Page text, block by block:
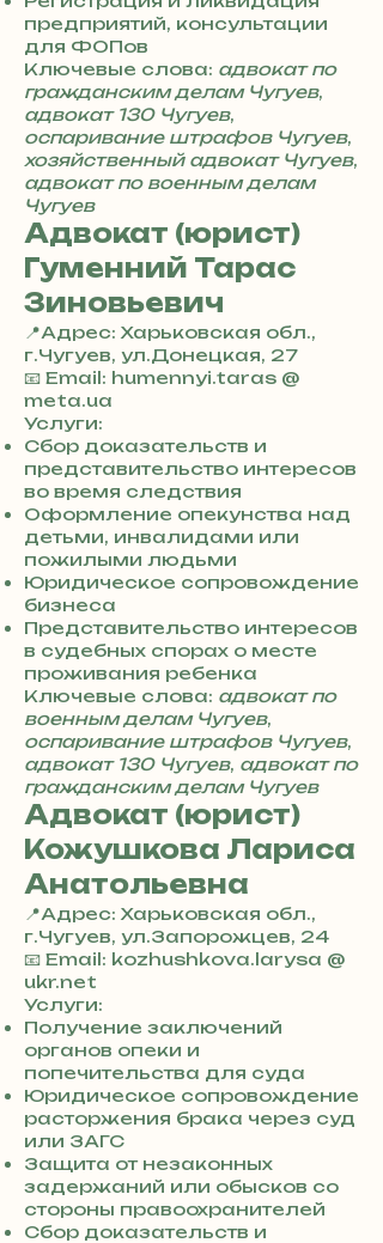
предприятий, консультации
для ФОПов
Ключевые слова: адвокат по
гражданским делам Чугуев,
адвокат 130 Чугуев,
оспаривание штрафов Чугуев,
хозяйственный адвокат Чугуев,
адвокат по военным делам
Чугуев
Адвокат (юрист)
Гуменний Тарас
Зиновьевич
📍Адрес: Харьковская обл.,
г.Чугуев, ул.Донецкая, 27
+
3
8
0
7
3
0
4
8
5
7
8
4
📧 Email: humennyi.taras @
meta.ua
Услуги:
Сбор доказательств и
представительство интересов
во время следствия
Оформление опекунства над
детьми, инвалидами или
пожилыми людьми
Юридическое сопровождение
бизнеса
Представительство интересов
в судебных спорах о месте
проживания ребенка
Ключевые слова: адвокат по
военным делам Чугуев,
оспаривание штрафов Чугуев,
адвокат 130 Чугуев, адвокат по
гражданским делам Чугуев
Адвокат (юрист)
Кожушкова Лариса
Анатольевна
📍Адрес: Харьковская обл.,
г.Чугуев, ул.Запорожцев, 24
+
3
8
0
7
3
0
4
8
5
7
8
4
📧 Email: kozhushkova.larysa @
ukr.net
Услуги:
Получение заключений
органов опеки и
попечительства для суда
Юридическое сопровождение
расторжения брака через суд
или ЗАГС
Защита от незаконных
задержаний или обысков со
стороны правоохранителей
Сбор доказательств и